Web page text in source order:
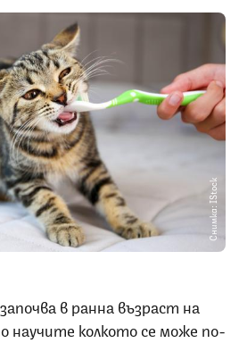
Снимка: IStock
в ранна възраст на
научите колкото се може по-